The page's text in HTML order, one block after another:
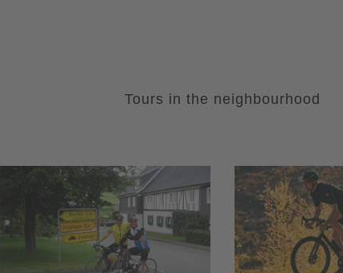
Tours in the neighbourhood